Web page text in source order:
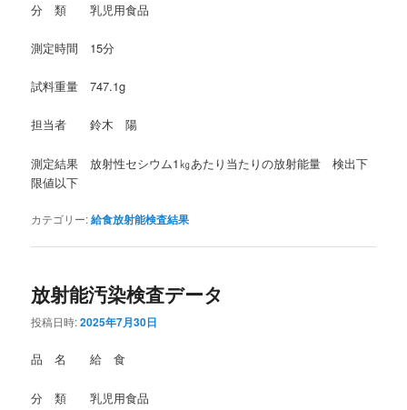
分 類 乳児用食品
測定時間 15分
試料重量 747.1g
担当者 鈴木 陽
測定結果 放射性セシウム1㎏あたり当たりの放射能量 検出下
限値以下
カテゴリー:給食放射能検査結果
放射能汚染検査データ
投稿日時:2025年7月30日
品 名 給 食
分 類 乳児用食品